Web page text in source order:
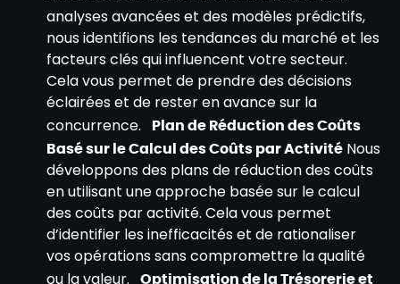
analyses avancées et des modèles prédictifs,
nous identifions les tendances du marché et les
facteurs clés qui influencent votre secteur.
Cela vous permet de prendre des décisions
éclairées et de rester en avance sur la
concurrence.
Plan de Réduction des Coûts
Basé sur le Calcul des Coûts par Activité Nous
développons des plans de réduction des coûts
en utilisant une approche basée sur le calcul
des coûts par activité. Cela vous permet
d’identifier les inefficacités et de rationaliser
vos opérations sans compromettre la qualité
ou la valeur. Optimisation de la Trésorerie et